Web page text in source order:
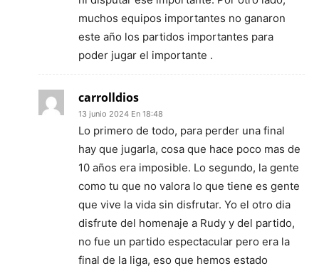
muchos equipos importantes no ganaron
este año los partidos importantes para
poder jugar el importante .
carrolldios
13 junio 2024 En 18:48
Lo primero de todo, para perder una final
hay que jugarla, cosa que hace poco mas de
10 años era imposible. Lo segundo, la gente
como tu que no valora lo que tiene es gente
que vive la vida sin disfrutar. Yo el otro dia
disfrute del homenaje a Rudy y del partido,
no fue un partido espectacular pero era la
final de la liga, eso que hemos estado